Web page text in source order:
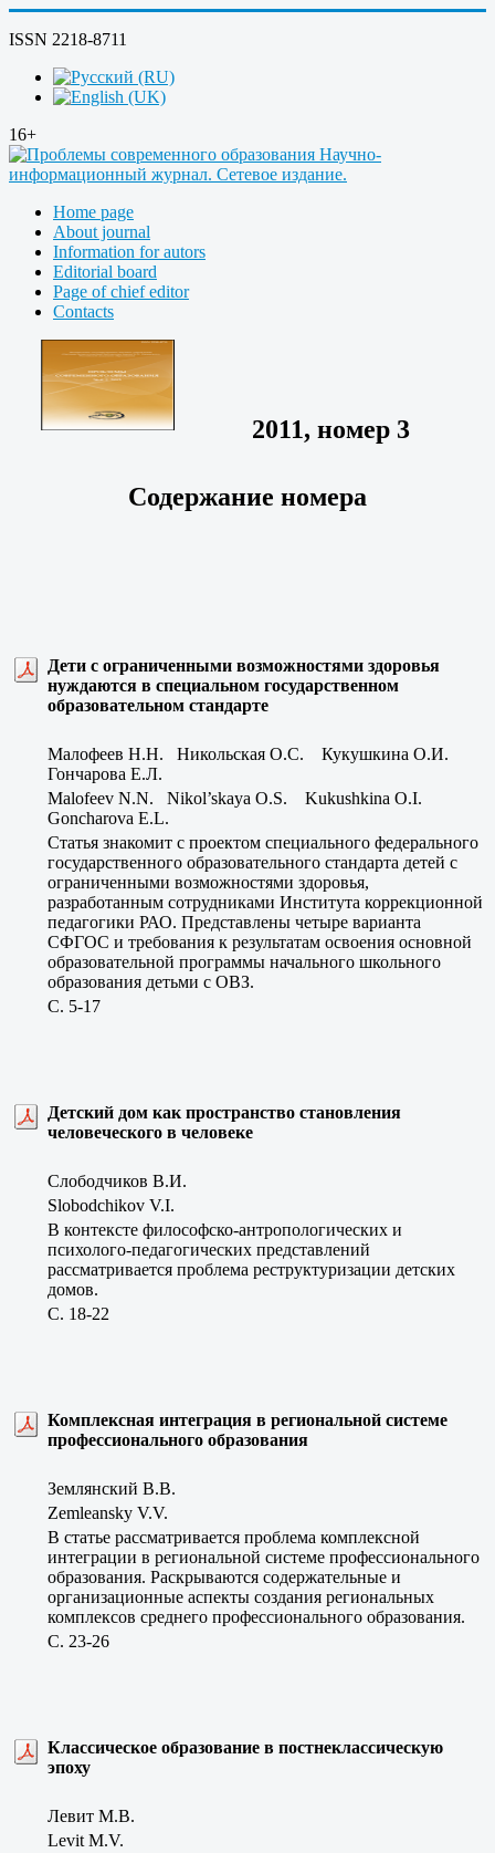
ISSN 2218-8711
16+
Home page
About journal
Information for autors
Editorial board
Page of chief editor
Contacts
2011, номер 3
Содержание номера
Дети с ограниченными возможностями здоровья
нуждаются в специальном государственном
образовательном стандарте
Малофеев Н.Н. Никольская О.С. Кукушкина О.И.
Гончарова Е.Л.
Malofeev N.N. Nikol’skaya O.S. Kukushkina O.I.
Goncharova E.L.
Статья знакомит с проектом специального федерального
государственного образовательного стандарта детей с
ограниченными возможностями здоровья,
разработанным сотрудниками Института коррекционной
педагогики РАО. Представлены четыре варианта
СФГОС и требования к результатам освоения основной
образовательной программы начального школьного
образования детьми с ОВЗ.
C. 5-17
Детский дом как пространство становления
человеческого в человеке
Слободчиков В.И.
Slobodchikov V.I.
В контексте философско-антропологических и
психолого-педагогических представлений
рассматривается проблема реструктуризации детских
домов.
C. 18-22
Комплексная интеграция в региональной системе
профессионального образования
Землянский В.В.
Zemleansky V.V.
В статье рассматривается проблема комплексной
интеграции в региональной системе профессионального
образования. Раскрываются содержательные и
организационные аспекты создания региональных
комплексов среднего профессионального образования.
C. 23-26
Классическое образование в постнеклассическую
эпоху
Левит М.В.
Levit M.V.